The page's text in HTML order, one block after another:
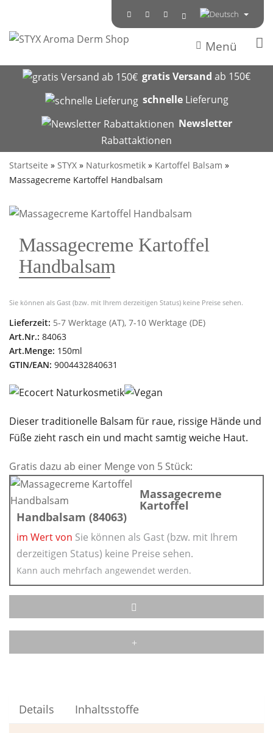
Menü
gratis Versand ab 150€
schnelleLieferung
Newsletter
Rabattaktionen
Startseite » STYX » Naturkosmetik » Kartoffel Balsam »
Massagecreme Kartoffel Handbalsam
Massagecreme Kartoffel
Handbalsam
Sie können als Gast (bzw. mit Ihrem derzeitigen Status) keine Preise sehen.
Lieferzeit: 5-7 Werktage (AT), 7-10 Werktage (DE)
Art.Nr.: 84063
Art.Menge: 150ml
GTIN/EAN: 9004432840631
Dieser traditionelle Balsam für raue, rissige Hände und
Füße zieht rasch ein und macht samtig weiche Haut.
Gratis dazu ab einer Menge von 5 Stück:
Massagecreme
Kartoffel
Handbalsam (84063)
im Wert von Sie können als Gast (bzw. mit Ihrem
derzeitigen Status) keine Preise sehen.
Kann auch mehrfach angewendet werden.
Details Inhaltsstoffe